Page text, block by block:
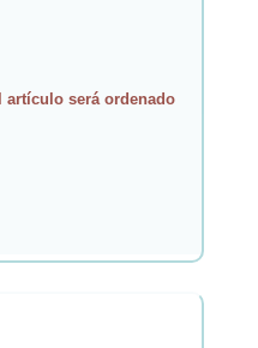
será ordenado